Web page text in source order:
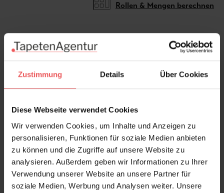
Zustimmung Details Über Cookies
Diese Webseite verwendet Cookies
Wir verwenden Cookies, um Inhalte und Anzeigen zu
personalisieren, Funktionen für soziale Medien anbieten
zu können und die Zugriffe auf unsere Website zu
analysieren. Außerdem geben wir Informationen zu Ihrer
Verwendung unserer Website an unsere Partner für
soziale Medien, Werbung und Analysen weiter. Unsere
Rollen & Mengen berechnen
Sondermaße möglich.Die Tapete ist zu groß oder zu
klein? Dieses Motiv kann individuell für Ihre Wand
Angebot.
Bitte beachten Sie, dass je nach Sondergröße nur
Ausschnitte des Motivs sein können.
.. mehr Tapeten von Glamora >>